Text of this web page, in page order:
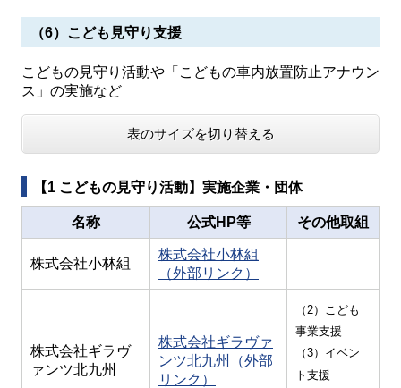
（6）こども見守り支援
こどもの見守り活動や「こどもの車内放置防止アナウン
ス」の実施など
表のサイズを切り替える
【1 こどもの見守り活動】実施企業・団体
名称 公式HP等 その他取組
株式会社小林組
株式会社小林組
（外部リンク）
株式会社ギラヴ
ァンツ北九州
株式会社ギラヴァ
ンツ北九州（外部
リンク）
（2）こども
事業支援
（3）イベン
ト支援